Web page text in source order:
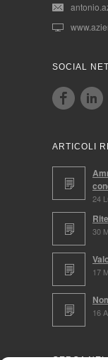
SOCIAL
ARTICOLI
24
30
17
16